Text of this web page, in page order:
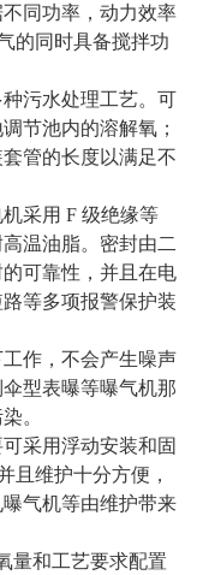
同功率，动力效率
的同时具备搅拌功
污水处理工艺。可
节池内的溶解氧；
管的长度以满足不
采用 F 级绝缘等
温油脂。密封由二
可靠性，并且在电
等多项报警保护装
作，不会产生噪声
型表曝等曝气机那
。
采用浮动安装和固
且维护十分方便，
气机等由维护带来
量和工艺要求配置